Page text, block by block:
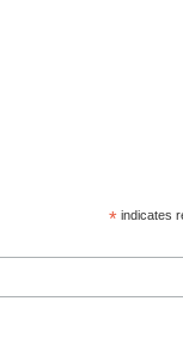
*indicates